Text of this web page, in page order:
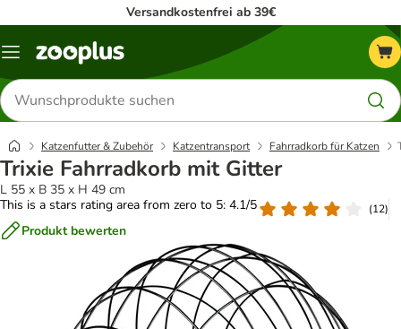
Versandkostenfrei ab 39€
Menü
Produkte
suchen
Katzenfutter & Zubehör Katzentransport Fahrradkorb für Katzen
Trixie Fahrradkorb mit Gitter
L 55 x B 35 x H 49 cm
This is a stars rating area from zero to 5: 4.1/5
(12)
Produkt bewerten